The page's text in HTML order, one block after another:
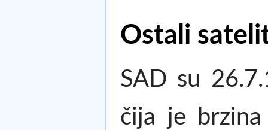
Ostali
SAD su
čija je brzina